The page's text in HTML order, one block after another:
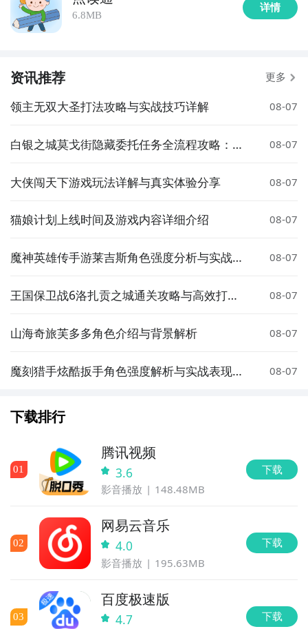
6.8MB
详情
资讯推荐 更多
领主无双大圣打法攻略与实战技巧详解 08-07
白银之城莫戈街隐藏委托任务全流程攻略：触
08-07
大侠闯天下游戏玩法详解与真实体验分享 08-07
猫娘计划上线时间及游戏内容详细介绍 08-07
魔神英雄传手游莱吉斯角色强度分析与实战搭
08-07
王国保卫战6洛扎贡之城通关攻略与高效打法
08-07
山海奇旅芙多多角色介绍与背景解析 08-07
魔刻猎手炫酷扳手角色强度解析与实战表现评
08-07
下载排行
01
腾讯视频
3.6
影音播放 148.48MB
下载
02
网易云音乐
4.0
影音播放 195.63MB
下载
03
百度极速版
4.7 下载